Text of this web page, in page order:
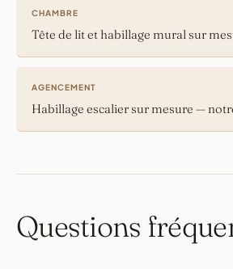
CHAMBRE
Tête de lit et habillage mural sur
AGENCEMENT
Habillage escalier sur mesure —
Questions